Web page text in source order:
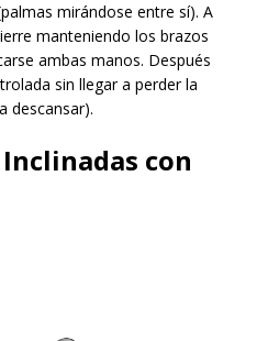
mirándose entre sí). A
manteniendo los brazos
ambas manos. Después
sin llegar a perder la
descansar).
con